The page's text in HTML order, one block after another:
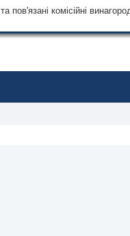
комісійні